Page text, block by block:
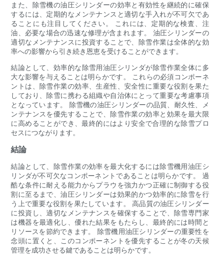
また、除雪機の油圧シリンダーの効率と有効性を継続的に確保
するには、定期的なメンテナンスと適切な手入れが不可欠であ
ることにも注目してください。 これには、定期的な検査、注
油、必要な場合の迅速な修理が含まれます。 油圧シリンダーの
適切なメンテナンスに投資することで、除雪作業は全体的な効
率への影響から引き続き恩恵を受けることができます。
結論として、効率的な除雪用油圧シリンダが除雪作業全体に多
大な影響を与えることは明らかです。 これらの必須コンポーネ
ントは、除雪作業の効率、生産性、安全性に重要な役割を果た
しており、除雪に携わる組織や自治体にとって重要な考慮事項
となっています。 除雪機の油圧シリンダーの品質、耐久性、メ
ンテナンスを優先することで、除雪作業の効率と効果を最大限
に高めることができ、最終的にはより安全で合理的​​な除雪プロ
セスにつながります。
結論
結論として、除雪作業の効率を最大化するには除雪機用油圧シ
リンダが不可欠なコンポーネントであることは明らかです。 過
酷な条件に耐える能力からプラウを強力かつ正確に制御する役
割に至るまで、油圧シリンダーは効果的かつ効率的に除雪を行
う上で重要な役割を果たしています。 高品質の油圧シリンダー
に投資し、適切なメンテナンスを確保することで、除雪専門家
は機器を最適化し、優れた結果をもたらし、最終的には時間と
リソースを節約できます。 除雪機用油圧シリンダーの重要性を
念頭に置くと、このコンポーネントを優先することが冬の天候
管理を成功させる鍵であることは明らかです。